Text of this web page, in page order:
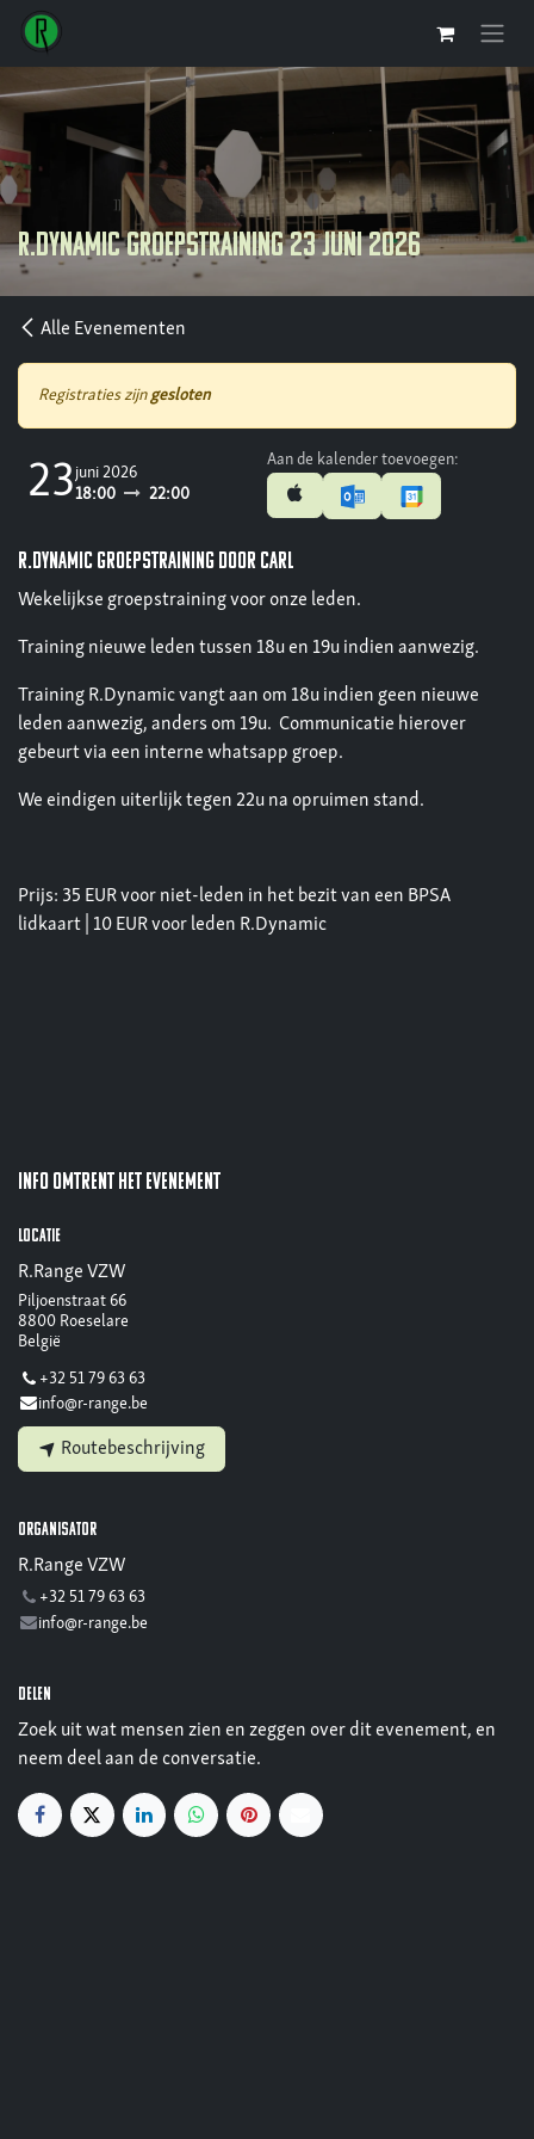
Overslaan naar inhoud
R.Dynamic groepstraining 23 juni 2026
Alle Evenementen
Registraties zijngesloten
23 juni 2026
18:00
22:00
Aan de kalender toevoegen:
R.Dynamic groepstraining door Carl
Wekelijkse groepstraining voor onze leden.
Training nieuwe leden tussen 18u en 19u indien aanwezig.
Training R.Dynamic vangt aan om 18u indien geen nieuwe
leden aanwezig, anders om 19u. Communicatie hierover
gebeurt via een interne whatsapp groep.
We eindigen uiterlijk tegen 22u na opruimen stand.
Prijs: 35 EUR voor niet-leden in het bezit van een BPSA
lidkaart | 10 EUR voor leden R.Dynamic
Info omtrent het evenement
Locatie
R.Range VZW
Piljoenstraat 66
8800 Roeselare
België
+32 51 79 63 63
info@r-range.be
Routebeschrijving
Organisator
R.Range VZW
+32 51 79 63 63
info@r-range.be
Delen
Zoek uit wat mensen zien en zeggen over dit evenement, en
neem deel aan de conversatie.